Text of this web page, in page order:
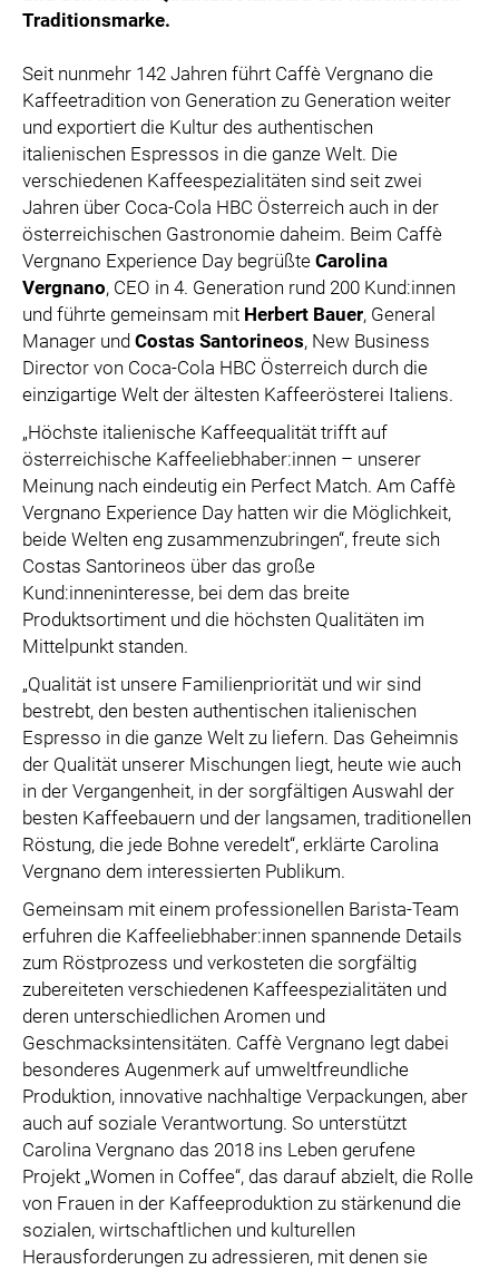
SPECIAL OLYMPICS ÖSTERREICH
MEDIA
LOGOS
COCA COLA
PRESSEKONTAKT
Traditionsmarke.
Seit nunmehr 142 Jahren führt Caffè Vergnano die
Kaffeetradition von Generation zu Generation weiter
und exportiert die Kultur des authentischen
italienischen Espressos in die ganze Welt. Die
verschiedenen Kaffeespezialitäten sind seit zwei
Jahren über Coca-Cola HBC Österreich auch in der
österreichischen Gastronomie daheim. Beim Caffè
Vergnano Experience Day begrüßte Carolina
Vergnano, CEO in 4. Generation rund 200 Kund:innen
und führte gemeinsam mit Herbert Bauer, General
Manager und Costas Santorineos, New Business
Director von Coca-Cola HBC Österreich durch die
einzigartige Welt der ältesten Kaffeerösterei Italiens.
„Höchste italienische Kaffeequalität trifft auf
österreichische Kaffeeliebhaber:innen – unserer
Meinung nach eindeutig ein Perfect Match. Am Caffè
Vergnano Experience Day hatten wir die Möglichkeit,
beide Welten eng zusammenzubringen“, freute sich
Costas Santorineos über das große
Kund:inneninteresse, bei dem das breite
Produktsortiment und die höchsten Qualitäten im
Mittelpunkt standen.
„Qualität ist unsere Familienpriorität und wir sind
bestrebt, den besten authentischen italienischen
Espresso in die ganze Welt zu liefern. Das Geheimnis
der Qualität unserer Mischungen liegt, heute wie auch
in der Vergangenheit, in der sorgfältigen Auswahl der
besten Kaffeebauern und der langsamen, traditionellen
Röstung, die jede Bohne veredelt“, erklärte Carolina
Vergnano dem interessierten Publikum.
Gemeinsam mit einem professionellen Barista-Team
erfuhren die Kaffeeliebhaber:innen spannende Details
zum Röstprozess und verkosteten die sorgfältig
zubereiteten verschiedenen Kaffeespezialitäten und
deren unterschiedlichen Aromen und
Geschmacksintensitäten. Caffè Vergnano legt dabei
besonderes Augenmerk auf umweltfreundliche
Produktion, innovative nachhaltige Verpackungen, aber
auch auf soziale Verantwortung. So unterstützt
Carolina Vergnano das 2018 ins Leben gerufene
Projekt „Women in Coffee“, das darauf abzielt, die Rolle
von Frauen in der Kaffeeproduktion zu stärkenund die
sozialen, wirtschaftlichen und kulturellen
Herausforderungen zu adressieren, mit denen sie